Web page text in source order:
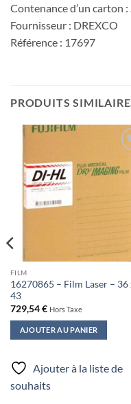
Contenance d’un carton :
Fournisseur : DREXCO
Référence : 17697
PRODUITS
à la
FILM
16270865 – Film Laser – 36
43
729,54€ Hors Taxe
AJOUTER AU PANIER
Ajouter à la liste de
souhaits